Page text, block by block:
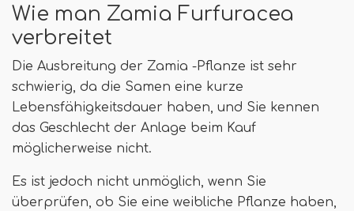
Wie man Zamia Furfuracea
verbreitet
Die Ausbreitung der Zamia -Pflanze ist sehr
schwierig, da die Samen eine kurze
Lebensfähigkeitsdauer haben, und Sie kennen
das Geschlecht der Anlage beim Kauf
möglicherweise nicht.
Es ist jedoch nicht unmöglich, wenn Sie
überprüfen, ob Sie eine weibliche Pflanze haben,